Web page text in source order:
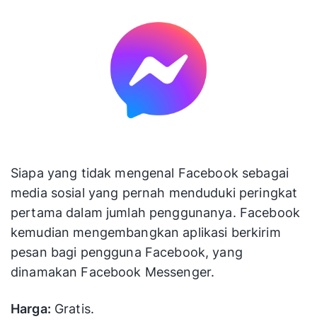
Adanya backup chat
Dapat dipasang pada
widget sebuah situs web
Siapa yang tidak mengenal Facebook sebagai
media sosial yang pernah menduduki peringkat
pertama dalam jumlah penggunanya. Facebook
kemudian mengembangkan aplikasi berkirim
pesan bagi pengguna Facebook, yang
dinamakan Facebook Messenger.
Harga: Gratis.